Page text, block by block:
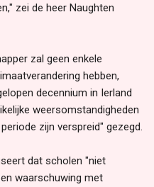
zei de heer Naughten
zal geen enkele
hebben,
decennium in Ierland
weersomstandigheden
zijn verspreid" gezegd.
dat scholen "niet
waarschuwing met